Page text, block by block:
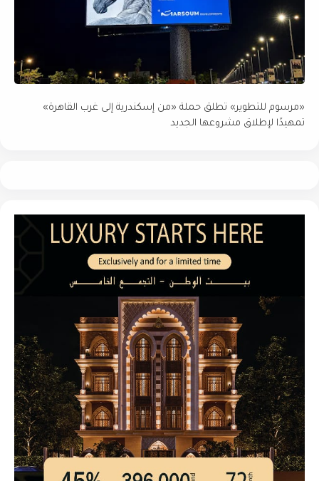
«مرسوم للتطوير» تطلق حملة «من إسكندرية إلى غرب القاهرة»
تمهيدًا لإطلاق مشروعها الجديد